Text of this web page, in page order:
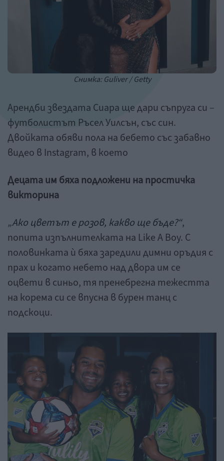
Снимка: Guliver / Getty
Арендби звездата Сиара ще дари съпруга си –
футболистът Ръсел Уилсън, със син.
Двойката обяви пола на бебето със забавно
видео в Instagram, в което
Децата им бяха подложени на простичка
викторина
„Ако цветът е розов, какво ще бъде?“,
попита изпълнителката на Like A Boy. С
половинката ѝ бяха заредили димни оръдия с
прах и когато небето над двора им се
оцвети в синьо, тя пренебрегна тежестта
на корема си се впусна в бурен танц с
подскоци.